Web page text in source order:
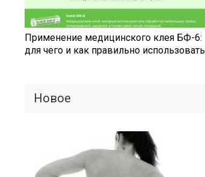
Применение медицинского клея БФ-6:
для чего и как правильно использовать
Новое